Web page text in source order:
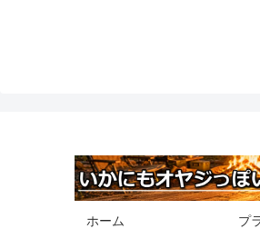
ホーム
プ